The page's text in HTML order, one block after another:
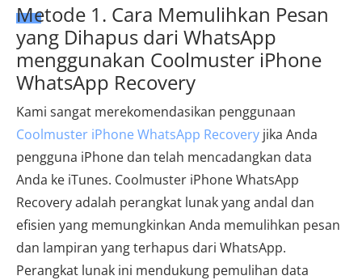
Metode 1. Cara Memulihkan Pesan
yang Dihapus dari WhatsApp
menggunakan Coolmuster iPhone
WhatsApp Recovery
Kami sangat merekomendasikan penggunaan
Coolmuster iPhone WhatsApp Recovery jika Anda
pengguna iPhone dan telah mencadangkan data
Anda ke iTunes. Coolmuster iPhone WhatsApp
Recovery adalah perangkat lunak yang andal dan
efisien yang memungkinkan Anda memulihkan pesan
dan lampiran yang terhapus dari WhatsApp.
Perangkat lunak ini mendukung pemulihan data